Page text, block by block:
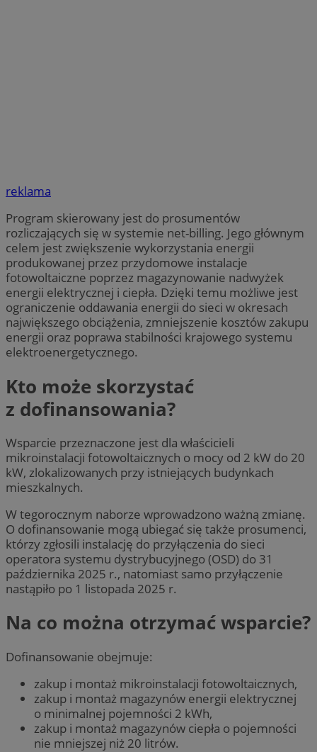
reklama
Program skierowany jest do prosumentów
rozliczających się w systemie net-billing. Jego głównym
celem jest zwiększenie wykorzystania energii
produkowanej przez przydomowe instalacje
fotowoltaiczne poprzez magazynowanie nadwyżek
energii elektrycznej i ciepła. Dzięki temu możliwe jest
ograniczenie oddawania energii do sieci w okresach
największego obciążenia, zmniejszenie kosztów zakupu
energii oraz poprawa stabilności krajowego systemu
elektroenergetycznego.
Kto może skorzystać
z dofinansowania?
Wsparcie przeznaczone jest dla właścicieli
mikroinstalacji fotowoltaicznych o mocy od 2 kW do 20
kW, zlokalizowanych przy istniejących budynkach
mieszkalnych.
W tegorocznym naborze wprowadzono ważną zmianę.
O dofinansowanie mogą ubiegać się także prosumenci,
którzy zgłosili instalację do przyłączenia do sieci
operatora systemu dystrybucyjnego (OSD) do 31
października 2025 r., natomiast samo przyłączenie
nastąpiło po 1 listopada 2025 r.
Na co można otrzymać wsparcie?
Dofinansowanie obejmuje:
zakup i montaż mikroinstalacji fotowoltaicznych,
zakup i montaż magazynów energii elektrycznej
o minimalnej pojemności 2 kWh,
zakup i montaż magazynów ciepła o pojemności
nie mniejszej niż 20 litrów.